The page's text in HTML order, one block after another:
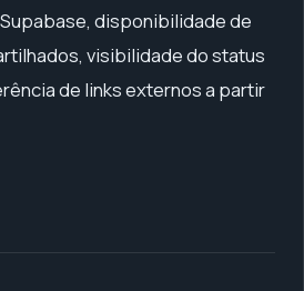
disponibilidade de
visibilidade do status
de links externos a partir